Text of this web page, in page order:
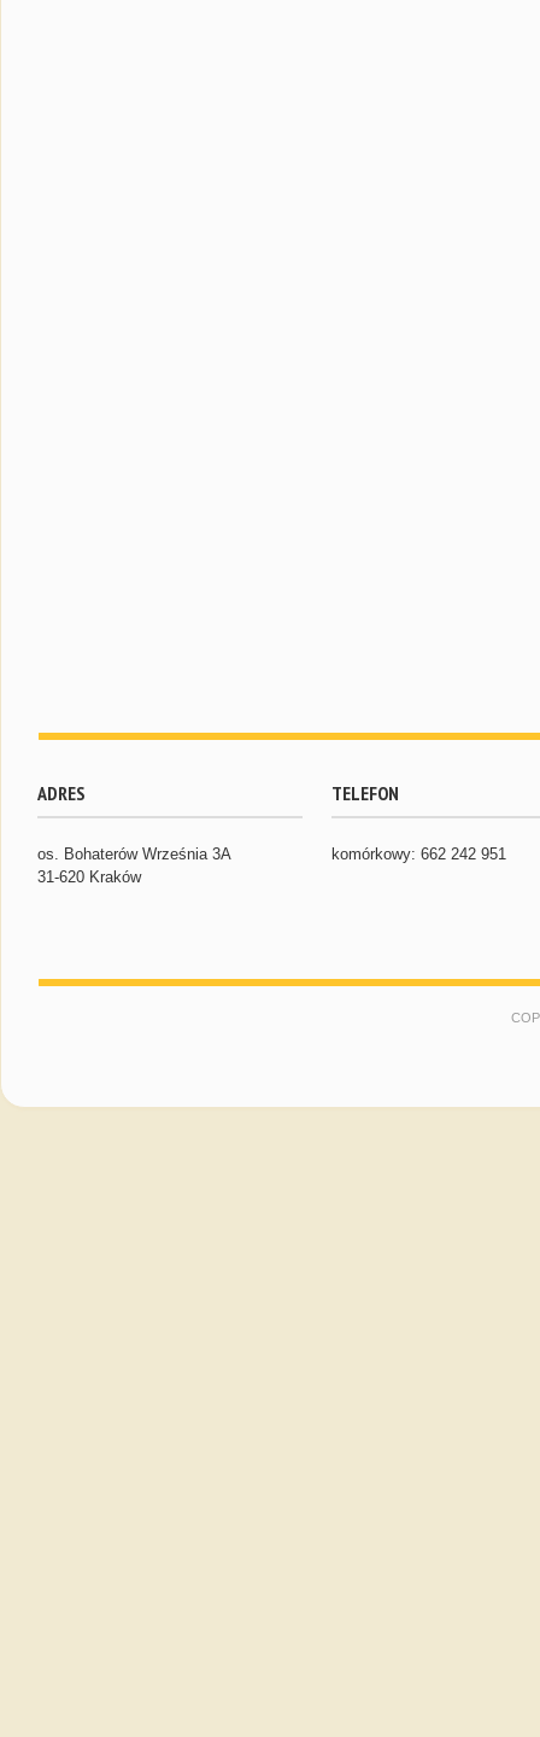
ADRES
os. Bohaterów Września 3A
31-620 Kraków
TELEFON
komórkowy: 662 242 951